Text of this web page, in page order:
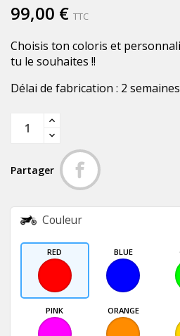
99,00 € TTC
Choisis ton coloris et
tu le souhaites !!
Délai de fabrication : 2 semaines
Partager
Couleur
RED BLUE
PINK ORANGE